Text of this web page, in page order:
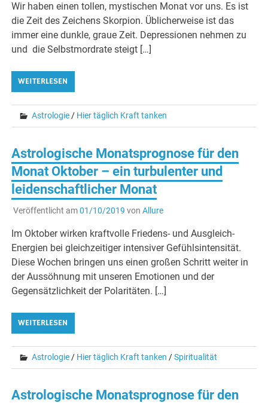
Wir haben einen tollen, mystischen Monat vor uns. Es ist
die Zeit des Zeichens Skorpion. Üblicherweise ist das
immer eine dunkle, graue Zeit. Depressionen nehmen zu
und die Selbstmordrate steigt […]
WEITERLESEN
Astrologie/ Hier täglich Kraft tanken
Astrologische Monatsprognose für den
Monat Oktober – ein turbulenter und
leidenschaftlicher Monat
Veröffentlicht am01/10/2019 von Allure
Im Oktober wirken kraftvolle Friedens- und Ausgleich-
Energien bei gleichzeitiger intensiver Gefühlsintensität.
Diese Wochen bringen uns einen großen Schritt weiter in
der Aussöhnung mit unseren Emotionen und der
Gegensätzlichkeit der Polaritäten. […]
WEITERLESEN
Astrologie / Hier täglich Kraft tanken /Spiritualität
Astrologische Monatsprognose für den